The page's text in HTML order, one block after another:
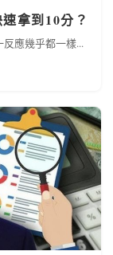
拿到10分？
應幾乎都一樣...